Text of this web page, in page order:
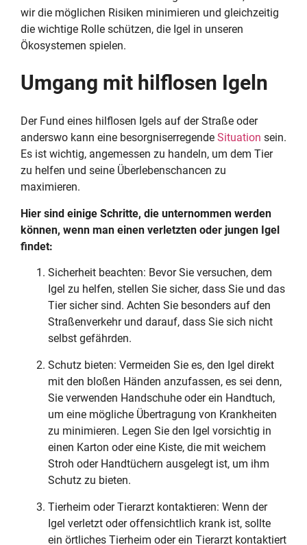
wir die möglichen Risiken minimieren und gleichzeitig
die wichtige Rolle schützen, die Igel in unseren
Ökosystemen spielen.
Umgang mit hilflosen Igeln
Der Fund eines hilflosen Igels auf der Straße oder
anderswo kann eine besorgniserregende Situation sein.
Es ist wichtig, angemessen zu handeln, um dem Tier
zu helfen und seine Überlebenschancen zu
maximieren.
Hier sind einige Schritte, die unternommen werden
können, wenn man einen verletzten oder jungen Igel
findet:
Sicherheit beachten: Bevor Sie versuchen, dem
Igel zu helfen, stellen Sie sicher, dass Sie und das
Tier sicher sind. Achten Sie besonders auf den
Straßenverkehr und darauf, dass Sie sich nicht
selbst gefährden.
Schutz bieten: Vermeiden Sie es, den Igel direkt
mit den bloßen Händen anzufassen, es sei denn,
Sie verwenden Handschuhe oder ein Handtuch,
um eine mögliche Übertragung von Krankheiten
zu minimieren. Legen Sie den Igel vorsichtig in
einen Karton oder eine Kiste, die mit weichem
Stroh oder Handtüchern ausgelegt ist, um ihm
Schutz zu bieten.
Tierheim oder Tierarzt kontaktieren: Wenn der
Igel verletzt oder offensichtlich krank ist, sollte
ein örtliches Tierheim oder ein Tierarzt kontaktiert